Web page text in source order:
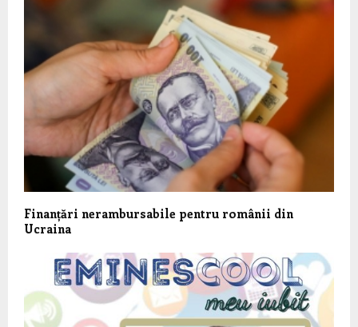
Finanțări nerambursabile pentru românii din
Ucraina